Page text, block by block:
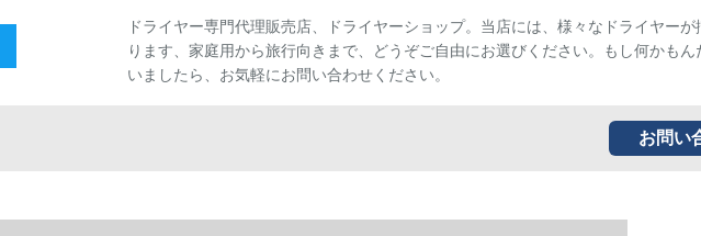
ドライヤー専門代理販売店、ドライヤーショップ。当店には、様々なドライヤーが
ります、家庭用から旅行向きまで、どうぞご自由にお選びください。もし何かもん
いましたら、お気軽にお問い合わせください。
お問い